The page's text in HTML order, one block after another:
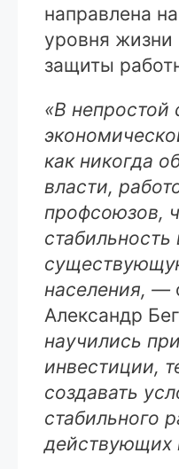
направлена
уровня жизни
защиты
«В непростой
как никогда
власти,
профсоюзов,
населения, —
Александр
научились
инвестиции,
создавать
стабильного
действующих